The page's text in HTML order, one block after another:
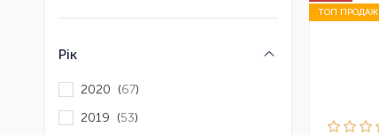
Рік
2020 (67)
2019 (53)
ТОП ПРОДАЖ